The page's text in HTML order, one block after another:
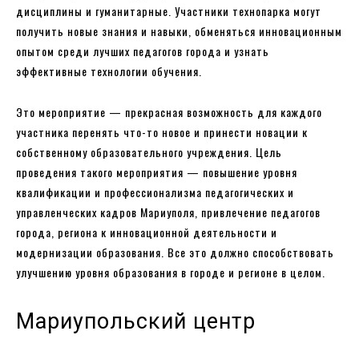
дисциплины и гуманитарные. Участники технопарка могут
получить новые знания и навыки, обменяться инновационным
опытом среди лучших педагогов города и узнать
эффективные технологии обучения.
Это мероприятие — прекрасная возможность для каждого
участника перенять что-то новое и принести новации к
собственному образовательного учреждения. Цель
проведения такого мероприятия — повышение уровня
квалификации и профессионализма педагогических и
управленческих кадров Мариуполя, привлечение педагогов
города, региона к инновационной деятельности и
модернизации образования. Все это должно способствовать
улучшению уровня образования в городе и регионе в целом.
Мариупольский центр